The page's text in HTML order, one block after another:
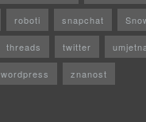
roboti snapchat
threads twitter
wordpress znanost